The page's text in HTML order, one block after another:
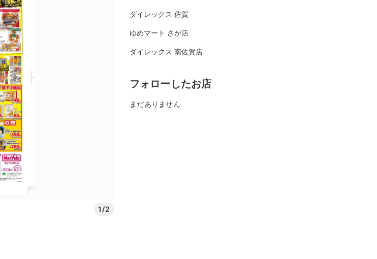
1/2
ダイレックス 佐賀
ゆめマート さが店
ダイレックス 南佐賀店
フォローしたお店
まだありません